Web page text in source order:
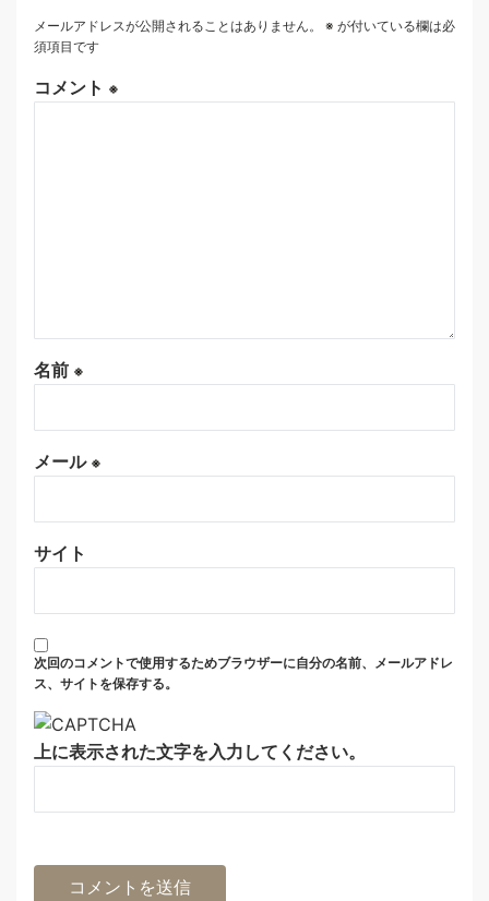
メールアドレスが公開されることはありません。 ※ が付いている欄は必
須項目です
コメント ※
名前 ※
メール ※
サイト
次回のコメントで使用するためブラウザーに自分の名前、メールアドレ
ス、サイトを保存する。
上に表示された文字を入力してください。